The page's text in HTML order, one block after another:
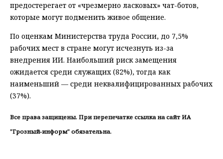
предостерегает от «чрезмерно ласковых» чат-ботов,
которые могут подменить живое общение.
По оценкам Министерства труда России, до 7,5%
рабочих мест в стране могут исчезнуть из-за
внедрения ИИ. Наибольший риск замещения
ожидается среди служащих (82%), тогда как
наименьший — среди неквалифицированных рабочих
(37%).
Все права защищены. При перепечатке ссылка на сайт ИА
"Грозный-информ" обязательна.